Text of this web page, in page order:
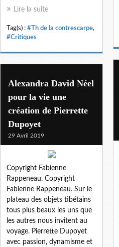
Lire la suite
Tag(s) : #Th de la contrescarpe,
#Critiques
Alexandra David Néel
pour la vie une
création de Pierrette
Dupoyet
29 Avril 2019
Copyright Fabienne
Rappeneau. Copyright
Fabienne Rappeneau. Sur le
plateau des objets tibétains
tous plus beaux les uns que
les autres nous invitent au
voyage. Pierrette Dupoyet
avec passion, dynamisme et